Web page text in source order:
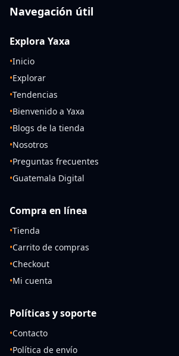
Navegación útil
Explora Yaxa
•Inicio
•Explorar
•Tendencias
•Bienvenido a Yaxa
•Blogs de la tienda
•Nosotros
•Preguntas frecuentes
•Guatemala Digital
Compra en línea
•Tienda
•Carrito de compras
•Checkout
•Mi cuenta
Políticas y soporte
•Contacto
•Política de envío